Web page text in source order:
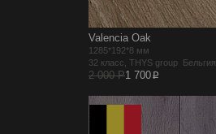
Valencia Oak
1285*192*8 мм
32 класс, THYS group Бельгия
2 000 Р1 700p